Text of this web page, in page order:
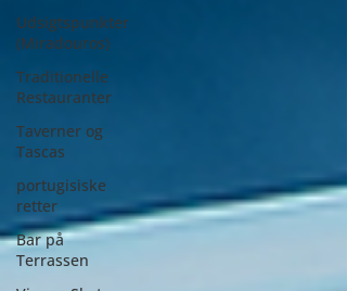
Udsigtspunkter
(Miradouros)
Traditionelle
Restauranter
Taverner og
Tascas
portugisiske
retter
Bar på
Terrassen